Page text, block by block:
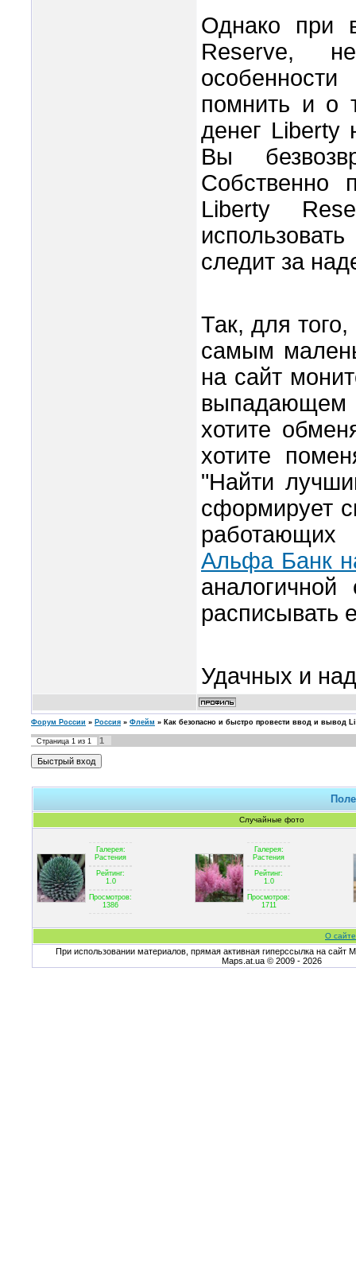
Однако при
Reserve,
помнить и о
денег Liberty
Вы
Собственно
Liberty
следит за
Так, для
самым
на сайт
выпадающем
хотите
хотите
"Найти
сформирует
Альфа Банк
расписывать
Удачных и
Форум России » Россия » Флейм » Как безопасно и быстро провести ввод и вывод
Страница 1 из 1 1
Случайные фото
Галерея:
Растения
Рейтинг:
1.0
Просмотров:
1386
Галерея:
Растения
Рейтинг:
1.0
Просмотров:
1711
О
При использовании материалов, прямая активная гиперссылка на сайт
Maps.at.ua © 2009 - 2026